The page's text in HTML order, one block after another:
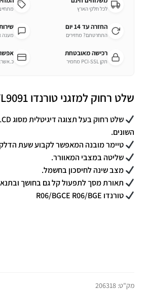
לכל חלקי הארץ
החזרה עד 14 יום
התחרטתם? מחזירים מענה
רכישה מאובטחת
תקן PCI-SSL מחמיר
שלט רחוק למזגני טורנדו Tornado TL9091
השונים.
טיימר מובנה המאפשר לקבוע שעת הדלקה
שליטה במצבי המאוורר.
מצב שינה לחיסכון בחשמל.
תאורת מסך לתפעול קל גם בחושך
טורנדו R06/BGCE R06/BGE
מק"ט: 206318